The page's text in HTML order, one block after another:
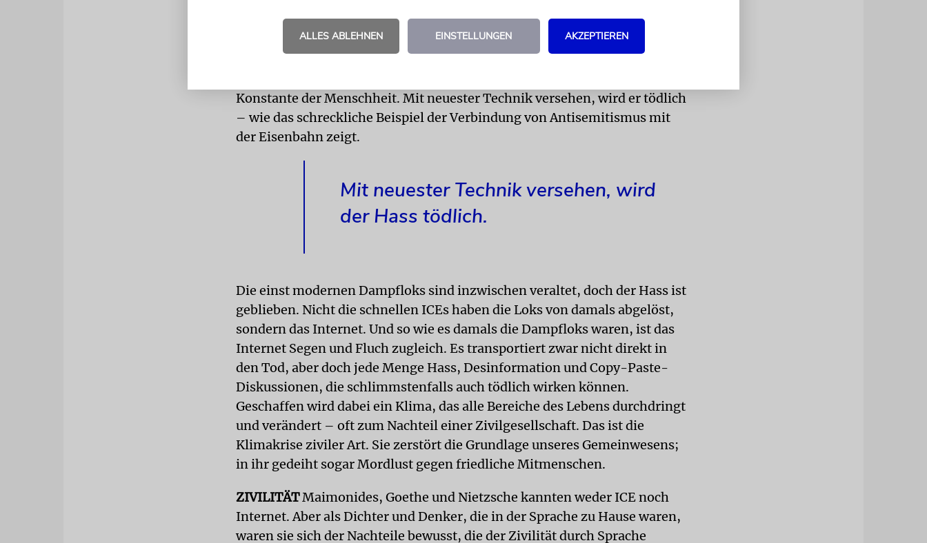
Grenzen und aus allem, was dazwischen ist – von animalischen Instinkten
Konstante der Menschheit. Mit neuester Technik versehen, wird er tödlich
– wie das schreckliche Beispiel der Verbindung von Antisemitismus mit
der Eisenbahn zeigt.
Mit neuester Technik versehen, wird
der Hass tödlich.
Die einst modernen Dampfloks sind inzwischen veraltet, doch der Hass ist
geblieben. Nicht die schnellen ICEs haben die Loks von damals abgelöst,
sondern das Internet. Und so wie es damals die Dampfloks waren, ist das
Internet Segen und Fluch zugleich. Es transportiert zwar nicht direkt in
den Tod, aber doch jede Menge Hass, Desinformation und Copy-Paste-
Diskussionen, die schlimmstenfalls auch tödlich wirken können.
Geschaffen wird dabei ein Klima, das alle Bereiche des Lebens durchdringt
und verändert – oft zum Nachteil einer Zivilgesellschaft. Das ist die
Klimakrise ziviler Art. Sie zerstört die Grundlage unseres Gemeinwesens;
in ihr gedeiht sogar Mordlust gegen friedliche Mitmenschen.
ZIVILITÄTMaimonides, Goethe und Nietzsche kannten weder ICE noch
Internet. Aber als Dichter und Denker, die in der Sprache zu Hause waren,
waren sie sich der Nachteile bewusst, die der Zivilität durch Sprache
ALLES ABLEHNEN EINSTELLUNGEN AKZEPTIEREN